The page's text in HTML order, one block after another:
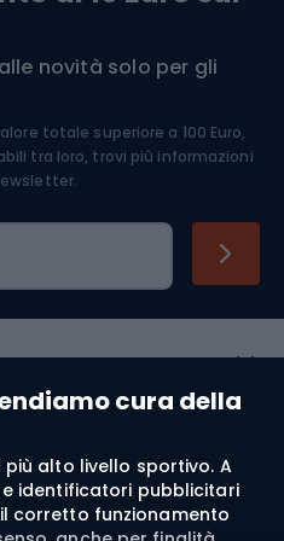
cura della
alto livello sportivo. A
identificatori pubblicitari
corretto funzionamento
novità solo per gli
totale superiore a 100 Euro,
tra loro, trovi più informazioni